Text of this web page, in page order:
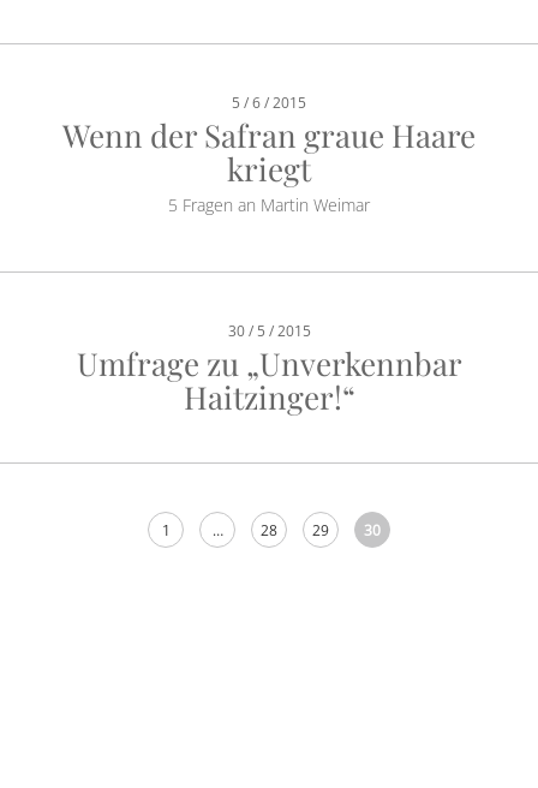
5 / 6 / 2015
Wenn der Safran graue Haare
kriegt
5 Fragen an Martin Weimar
30 / 5 / 2015
Umfrage zu „Unverkennbar
Haitzinger!“
1 … 28 29 30